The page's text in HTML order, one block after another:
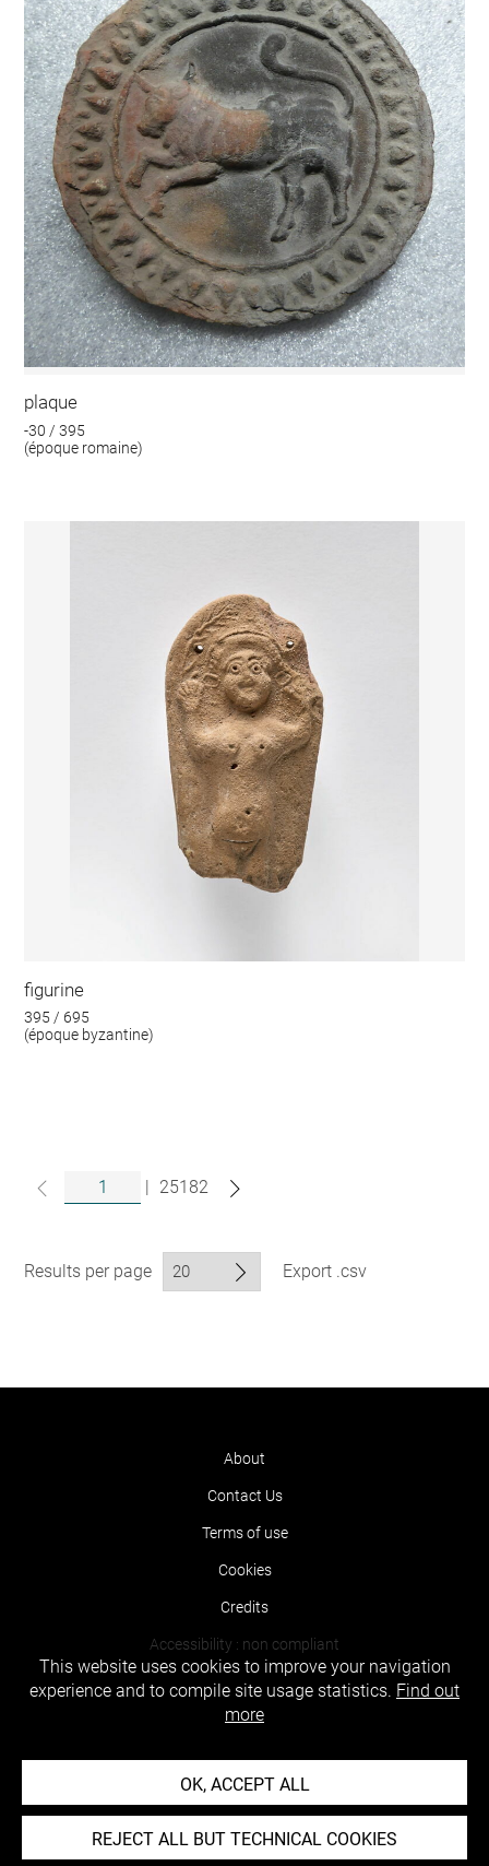
plaque
-30 / 395
(époque romaine)
figurine
395 / 695
(époque byzantine)
| 25182
Results per page Export .csv
About
Contact Us
Terms of use
Cookies
Credits
Accessibility : non compliant
This website uses cookies to improve your navigation
experience and to compile site usage statistics. Find out
more
OK, ACCEPT ALL
REJECT ALL BUT TECHNICAL COOKIES